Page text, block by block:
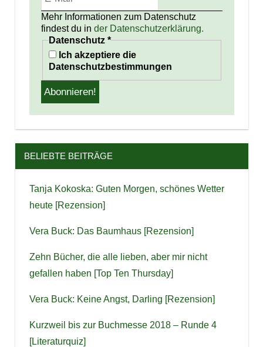
Mehr Informationen zum Datenschutz
findest du in der Datenschutzerklärung.
Datenschutz *
Ich akzeptiere die
Datenschutzbestimmungen
BELIEBTE BEITRÄGE
Tanja Kokoska: Guten Morgen, schönes Wetter
heute [Rezension]
Vera Buck: Das Baumhaus [Rezension]
Zehn Bücher, die alle lieben, aber mir nicht
gefallen haben [Top Ten Thursday]
Vera Buck: Keine Angst, Darling [Rezension]
Kurzweil bis zur Buchmesse 2018 – Runde 4
[Literaturquiz]